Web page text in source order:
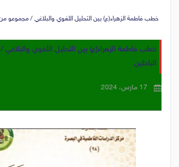
خطب فاطمة الزهراء(ع) بين التحليل اللغوي والبلاغي / مجموعو من
خطب فاطمة الزهراء(ع) بين التحليل اللغوي
الباحثين
17 مارس، 2024